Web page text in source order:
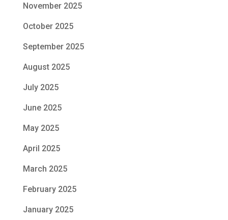
November 2025
October 2025
September 2025
August 2025
July 2025
June 2025
May 2025
April 2025
March 2025
February 2025
January 2025